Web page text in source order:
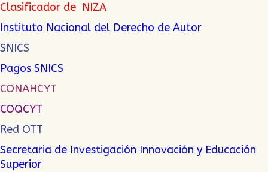
Clasificador de NIZA
Instituto Nacional del Derecho de Autor
SNICS
Pagos SNICS
CONAHCYT
COQCYT
Red OTT
Secretaria de Investigación Innovación y Educación
Superior